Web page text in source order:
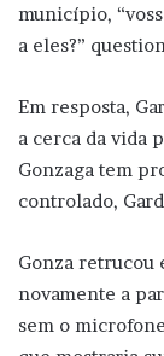
município,
a eles?”
Em resposta,
a cerca da vida
Gonzaga tem
controlado,
Gonza retrucou
novamente a
sem o